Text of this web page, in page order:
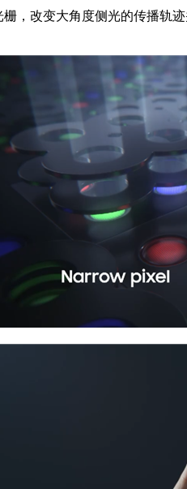
改变大角度侧光的传播轨迹